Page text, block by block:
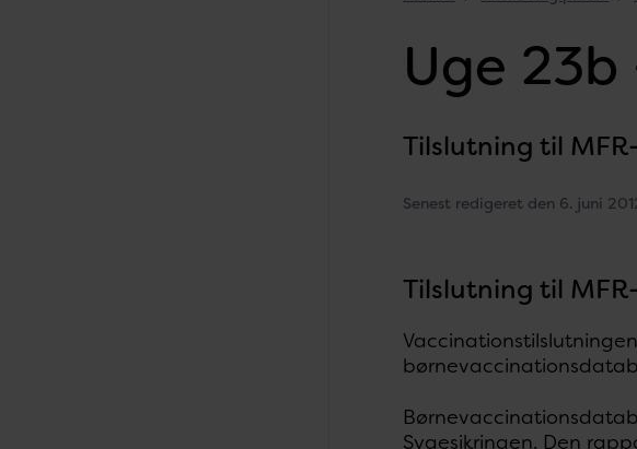
Uge 23b
Tilslutning til
Senest redigeret den 6. juni
Tilslutning til
Sygesikringen. Den